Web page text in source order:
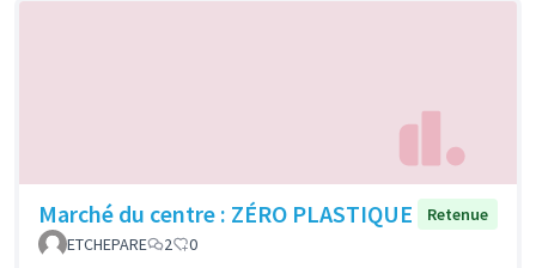
Marché du centre : ZÉRO PLASTIQUE
Retenue
ETCHEPARE
2 0